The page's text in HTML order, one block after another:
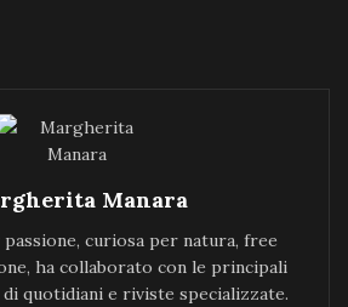
Manara
curiosa per natura, free
ha collaborato con le principali
quotidiani e riviste specializzate.